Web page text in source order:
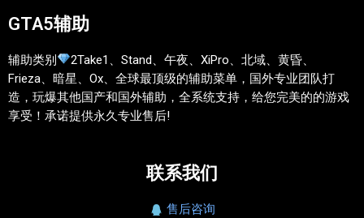
GTA5辅助
辅助类别
2Take1、Stand、午夜、XiPro、北域、黄昏、
Frieza、暗星、Ox、全球最顶级的辅助菜单，国外专业团队打
造，玩爆其他国产和国外辅助，全系统支持，给您完美的的游戏
享受！承诺提供永久专业售后!
联系我们
售后咨询